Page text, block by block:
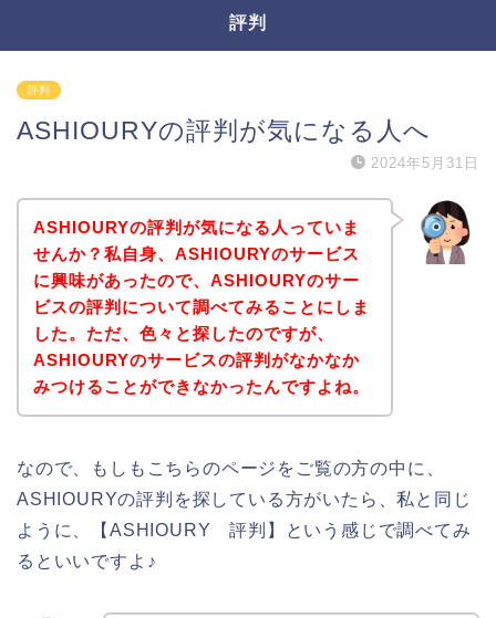
評判
評判
ASHIOURYの評判が気になる人へ
2024年5月31日
ASHIOURYの評判が気になる人っていま
せんか？私自身、ASHIOURYのサービス
に興味があったので、ASHIOURYのサー
ビスの評判について調べてみることにしま
した。ただ、色々と探したのですが、
ASHIOURYのサービスの評判がなかなか
みつけることができなかったんですよね。
なので、もしもこちらのページをご覧の方の中に、
ASHIOURYの評判を探している方がいたら、私と同じ
ように、【ASHIOURY 評判】という感じで調べてみ
るといいですよ♪